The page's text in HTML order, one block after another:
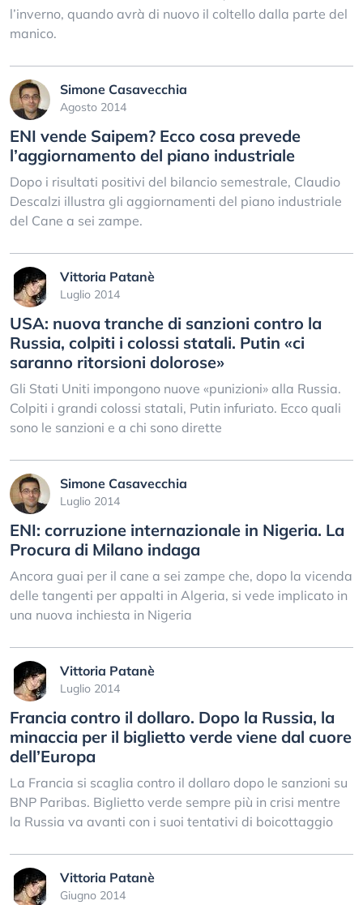
l’inverno, quando avrà di nuovo il coltello dalla parte del
manico.
Simone Casavecchia
Agosto 2014
ENI vende Saipem? Ecco cosa prevede
l’aggiornamento del piano industriale
Dopo i risultati positivi del bilancio semestrale, Claudio
Descalzi illustra gli aggiornamenti del piano industriale
del Cane a sei zampe.
Vittoria Patanè
Luglio 2014
USA: nuova tranche di sanzioni contro la
Russia, colpiti i colossi statali. Putin «ci
saranno ritorsioni dolorose»
Gli Stati Uniti impongono nuove «punizioni» alla Russia.
Colpiti i grandi colossi statali, Putin infuriato. Ecco quali
sono le sanzioni e a chi sono dirette
Simone Casavecchia
Luglio 2014
ENI: corruzione internazionale in Nigeria. La
Procura di Milano indaga
Ancora guai per il cane a sei zampe che, dopo la vicenda
delle tangenti per appalti in Algeria, si vede implicato in
una nuova inchiesta in Nigeria
Vittoria Patanè
Luglio 2014
Francia contro il dollaro. Dopo la Russia, la
minaccia per il biglietto verde viene dal cuore
dell’Europa
La Francia si scaglia contro il dollaro dopo le sanzioni su
BNP Paribas. Biglietto verde sempre più in crisi mentre
la Russia va avanti con i suoi tentativi di boicottaggio
Vittoria Patanè
Giugno 2014